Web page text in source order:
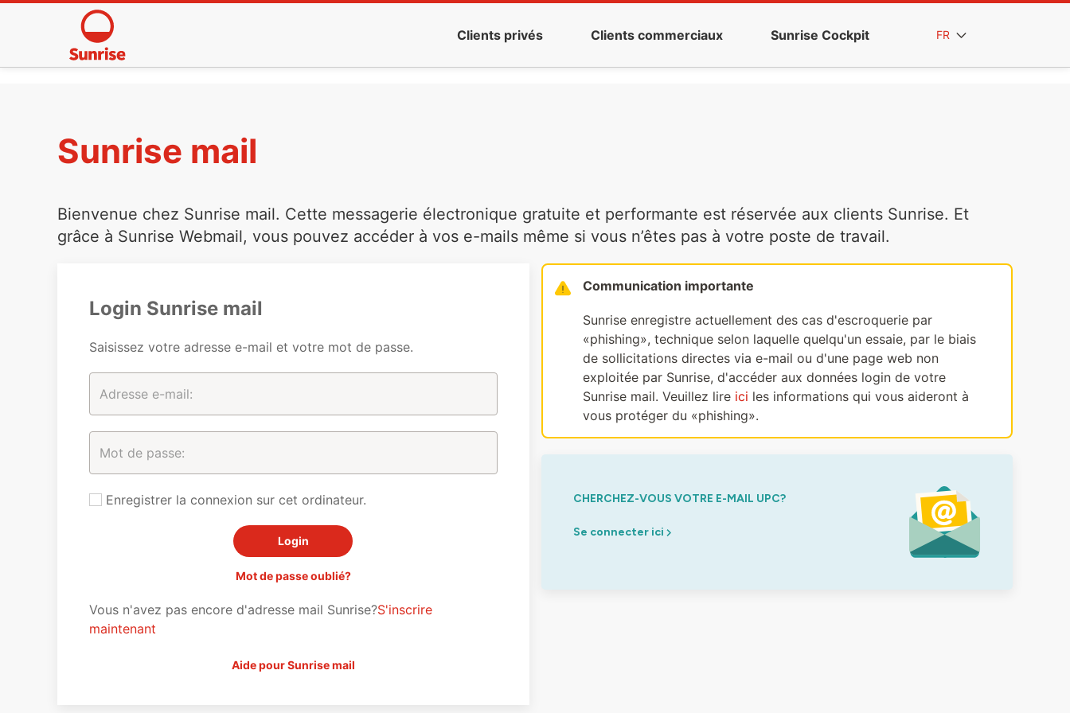
Clients privés Clients commerciaux Sunrise Cockpit FR
Sunrise mail
Bienvenue chez Sunrise mail. Cette messagerie électronique gratuite et performante est réservée aux clients Sunrise. Et
grâce à Sunrise Webmail, vous pouvez accéder à vos e-mails même si vous n’êtes pas à votre poste de travail.
Login Sunrise mail
Saisissez votre adresse e-mail et votre mot de passe.
Enregistrer la connexion sur cet ordinateur.
Mot de passe oublié?
Vous n'avez pas encore d'adresse mail Sunrise?S'inscrire
maintenant
Aide pour Sunrise mail
Communication importante
Sunrise enregistre actuellement des cas d'escroquerie par
«phishing», technique selon laquelle quelqu'un essaie, par le biais
de sollicitations directes via e-mail ou d'une page web non
exploitée par Sunrise, d'accéder aux données login de votre
Sunrise mail. Veuillez lire ici les informations qui vous aideront à
vous protéger du «phishing».
CHERCHEZ-VOUS VOTRE E-MAIL UPC?
Se connecter ici